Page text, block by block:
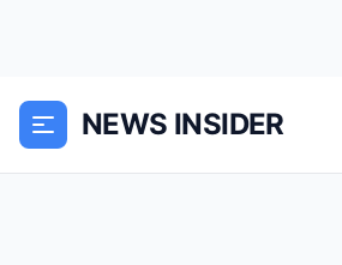
NEWS INSIDER